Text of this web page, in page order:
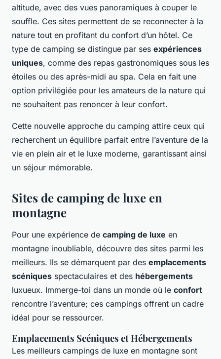
altitude, avec des vues panoramiques à couper le
souffle. Ces sites permettent de se reconnecter à la
nature tout en profitant du confort d’un hôtel. Ce
type de camping se distingue par ses expériences
uniques, comme des repas gastronomiques sous les
étoiles ou des après-midi au spa. Cela en fait une
option privilégiée pour les amateurs de la nature qui
ne souhaitent pas renoncer à leur confort.
Cette nouvelle approche du camping attire ceux qui
recherchent un équilibre parfait entre l’aventure de la
vie en plein air et le luxe moderne, garantissant ainsi
un séjour mémorable.
Sites de camping de luxe en
montagne
Pour une expérience de camping de luxe en
montagne inoubliable, découvre des sites parmi les
meilleurs. Ils se démarquent par des emplacements
scéniques spectaculaires et des hébergements
luxueux. Immerge-toi dans un monde où le confort
rencontre l’aventure; ces campings offrent un cadre
idéal pour se ressourcer.
Emplacements Scéniques et Hébergements
Les meilleurs campings de luxe en montagne sont